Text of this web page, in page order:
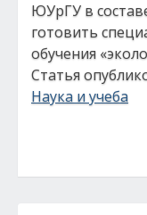
ЮУрГУ в
готовить
обучения
Статья
Наука и учеба